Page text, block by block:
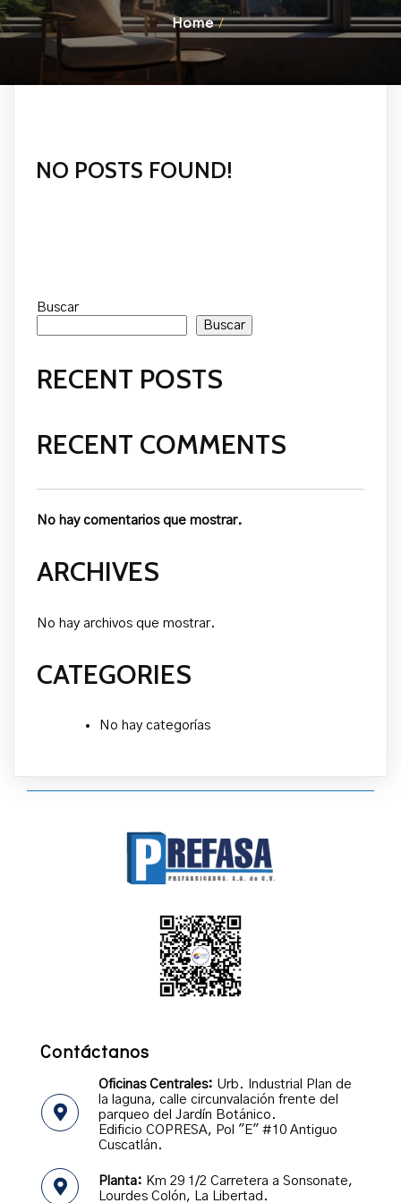
Home/
NO POSTS FOUND!
Buscar
Buscar
RECENT POSTS
RECENT COMMENTS
No hay comentarios que mostrar.
ARCHIVES
No hay archivos que mostrar.
CATEGORIES
No hay categorías
Contáctanos
Oficinas Centrales: Urb. Industrial Plan de
la laguna, calle circunvalación frente del
parqueo del Jardín Botánico.
Edificio COPRESA, Pol "E" #10 Antiguo
Cuscatlán.
Planta: Km 29 1/2 Carretera a Sonsonate,
Lourdes Colón, La Libertad.